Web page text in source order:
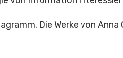
Die Werke von Anna